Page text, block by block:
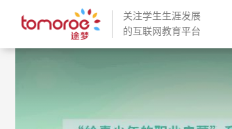
关注学生生涯发展
的互联网教育平台